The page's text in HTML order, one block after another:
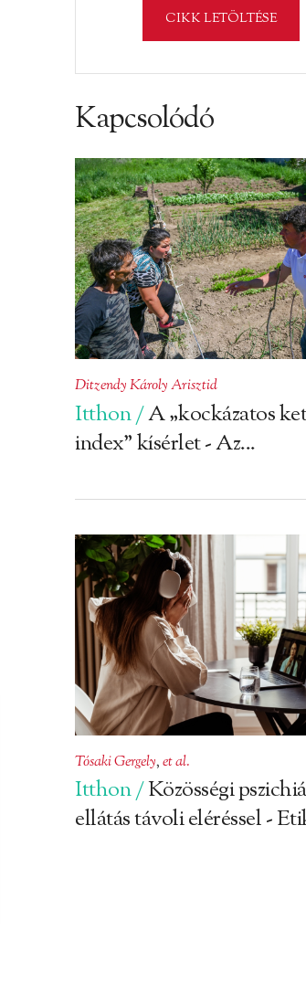
CIKK LETÖLTÉSE
Kapcsolódó
Ditzendy Károly Arisztid
Itthon /A „kockázatos
index” kísérlet - Az...
Tósaki Gergely,et al.
Itthon /Közösségi
ellátás távoli eléréssel -